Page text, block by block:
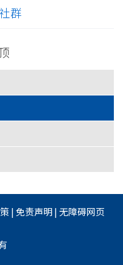
群
|免责声明|无障碍网页